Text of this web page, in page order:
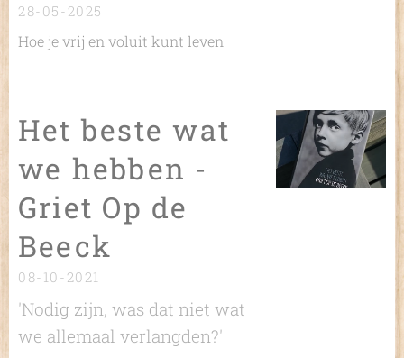
28-05-2025
Hoe je vrij en voluit kunt leven
Het beste wat
we hebben -
Griet Op de
Beeck
08-10-2021
'Nodig zijn, was dat niet wat
we allemaal verlangden?'